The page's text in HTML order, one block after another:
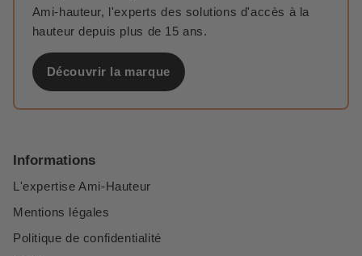
Ami-hauteur, l'experts des solutions d'accès à la
hauteur depuis plus de 15 ans.
Découvrir la marque
Informations
L'expertise Ami-Hauteur
Mentions légales
Politique de confidentialité